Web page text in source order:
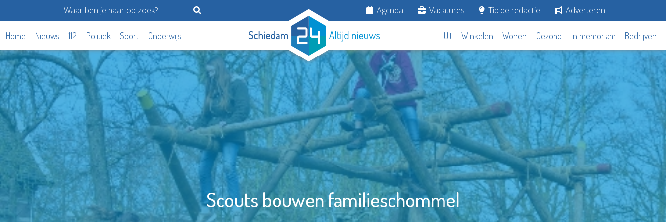
Agenda Vacatures Tip de redactie Adverteren
Home Nieuws 112 Politiek Sport Onderwijs Uit Winkelen Wonen Gezond In memoriam Bedrijven
Scouts bouwen familieschommel